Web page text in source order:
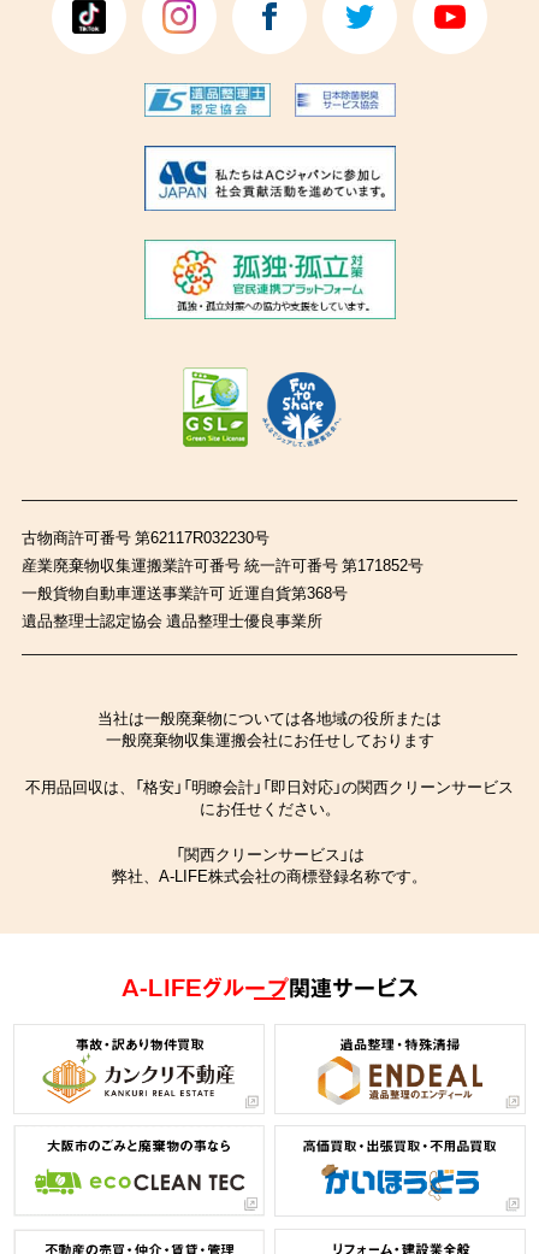
古物商許可番号 第62117R032230号
産業廃棄物収集運搬業許可番号 統一許可番号 第171852号
一般貨物自動車運送事業許可 近運自貨第368号
遺品整理士認定協会 遺品整理士優良事業所
当社は一般廃棄物については各地域の役所または
一般廃棄物収集運搬会社にお任せしております
不用品回収は、「格安」「明瞭会計」「即日対応」の関西クリーンサービス
にお任せください。
「関西クリーンサービス」は
弊社、A-LIFE株式会社の商標登録名称です。
A-LIFEグループ関連サービス